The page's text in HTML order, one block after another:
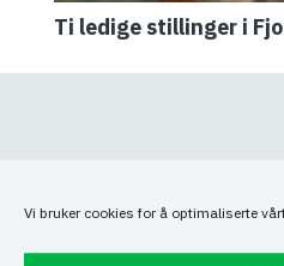
Vi bruker cookies for å optimaliserte
Ti ledige stillinger i